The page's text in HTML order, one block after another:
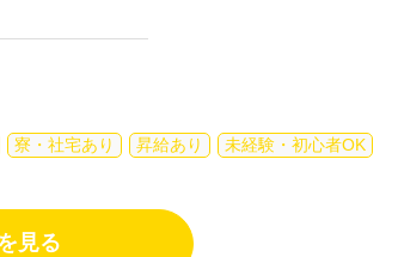
寮・社宅あり 昇給あり
未経験・初心者OK
見る